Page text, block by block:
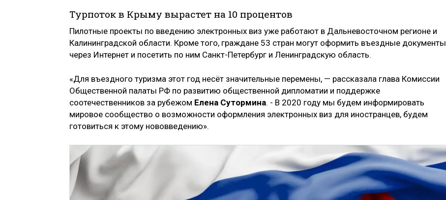
Турпоток в Крыму вырастет на 10 процентов
Пилотные проекты по введению электронных виз уже работают в Дальневосточном регионе и
Калининградской области. Кроме того, граждане 53 стран могут оформить въездные документы
через Интернет и посетить по ним Санкт-Петербург и Ленинградскую область.
«Для въездного туризма этот год несёт значительные перемены, — рассказала глава Комиссии
Общественной палаты РФ по развитию общественной дипломатии и поддержке
соотечественников за рубежом Елена Сутормина. - В 2020 году мы будем информировать
мировое сообщество о возможности оформления электронных виз для иностранцев, будем
готовиться к этому нововведению».